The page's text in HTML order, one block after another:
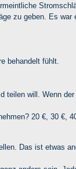
zu geben. Es war
behandelt fühlt.
teilen will. Wenn
20 €, 30 €,
Das ist etwas